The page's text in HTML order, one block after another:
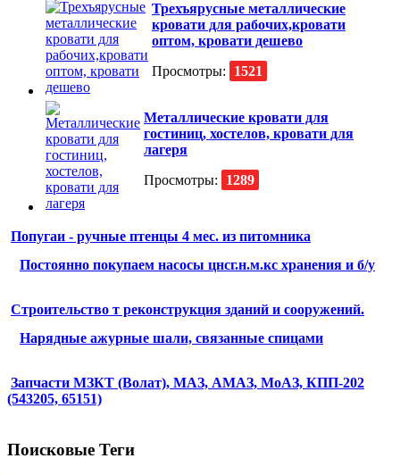
Трехъярусные металлические
кровати для рабочих,кровати
оптом, кровати дешево
Просмотры:
1521
Металлические кровати для
гостиниц, хостелов, кровати для
лагеря
Просмотры:
1289
Попугаи - ручные птенцы 4 мес. из питомника
Постоянно покупаем насосы цнсг.н.м.кс хранения и б/у
Строительство т реконструкция зданий и сооружений.
Нарядные ажурные шали, связанные спицами
Запчасти МЗКТ (Волат), МАЗ, АМАЗ, МоАЗ, КПП-202
(543205, 65151)
Поисковые Теги